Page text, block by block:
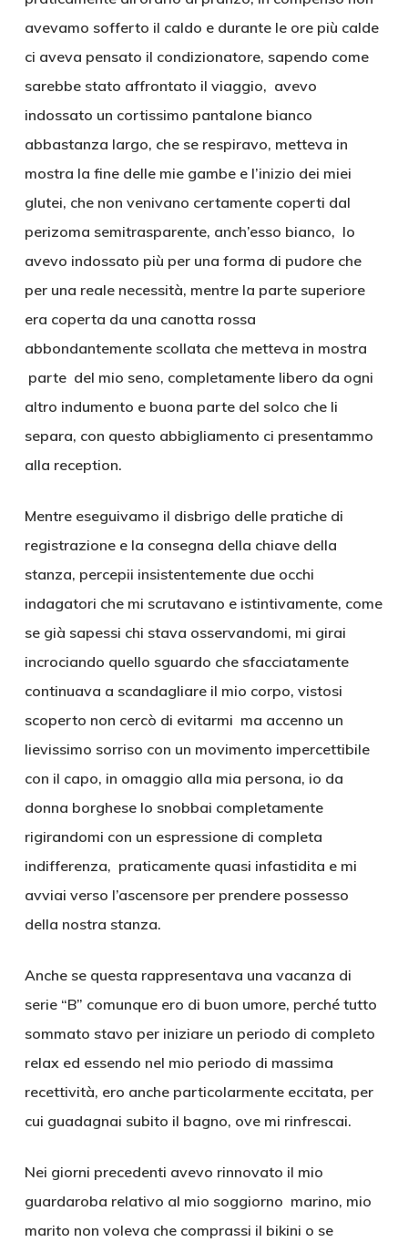
avevamo sofferto il caldo e durante le ore più calde
ci aveva pensato il condizionatore, sapendo come
sarebbe stato affrontato il viaggio, avevo
indossato un cortissimo pantalone bianco
abbastanza largo, che se respiravo, metteva in
mostra la fine delle mie gambe e l’inizio dei miei
glutei, che non venivano certamente coperti dal
perizoma semitrasparente, anch’esso bianco, lo
avevo indossato più per una forma di pudore che
per una reale necessità, mentre la parte superiore
era coperta da una canotta rossa
abbondantemente scollata che metteva in mostra
parte del mio seno, completamente libero da ogni
altro indumento e buona parte del solco che li
separa, con questo abbigliamento ci presentammo
alla reception.
Mentre eseguivamo il disbrigo delle pratiche di
registrazione e la consegna della chiave della
stanza, percepii insistentemente due occhi
indagatori che mi scrutavano e istintivamente, come
se già sapessi chi stava osservandomi, mi girai
incrociando quello sguardo che sfacciatamente
continuava a scandagliare il mio corpo, vistosi
scoperto non cercò di evitarmi ma accenno un
lievissimo sorriso con un movimento impercettibile
con il capo, in omaggio alla mia persona, io da
donna borghese lo snobbai completamente
rigirandomi con un espressione di completa
indifferenza, praticamente quasi infastidita e mi
avviai verso l’ascensore per prendere possesso
della nostra stanza.
Anche se questa rappresentava una vacanza di
serie “B” comunque ero di buon umore, perché tutto
sommato stavo per iniziare un periodo di completo
relax ed essendo nel mio periodo di massima
recettività, ero anche particolarmente eccitata, per
cui guadagnai subito il bagno, ove mi rinfrescai.
Nei giorni precedenti avevo rinnovato il mio
guardaroba relativo al mio soggiorno marino, mio
marito non voleva che comprassi il bikini o se